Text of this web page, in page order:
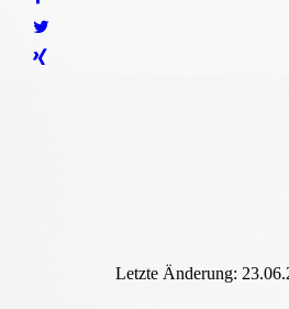
Letzte Änderung: